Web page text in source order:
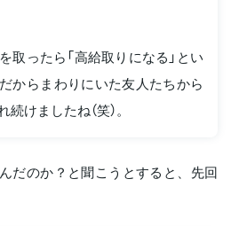
取ったら「高給取りになる」とい
からまわりにいた友人たちから
けましたね（笑）。
だのか？と聞こうとすると、先回